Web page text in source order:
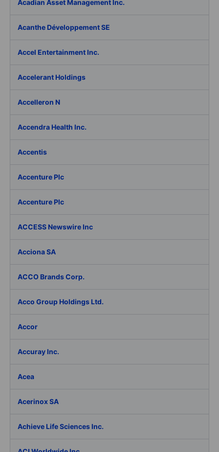
Acadian Asset Management Inc.
Acanthe Développement SE
Accel Entertainment Inc.
Accelerant Holdings
Accelleron N
Accendra Health Inc.
Accentis
Accenture Plc
Accenture Plc
ACCESS Newswire Inc
Acciona SA
ACCO Brands Corp.
Acco Group Holdings Ltd.
Accor
Accuray Inc.
Acea
Acerinox SA
Achieve Life Sciences Inc.